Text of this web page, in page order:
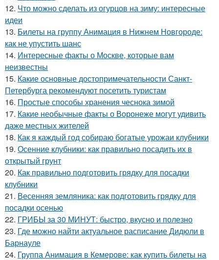
12. Что можно сделать из огурцов на зиму: интересные
идеи
13. Билеты на группу Анимация в Нижнем Новгороде:
как не упустить шанс
14. Интересные факты о Москве, которые вам
неизвестны
15. Какие основные достопримечательности Санкт-
Петербурга рекомендуют посетить туристам
16. Простые способы хранения чеснока зимой
17. Какие необычные факты о Воронеже могут удивить
даже местных жителей
18. Как я каждый год собираю богатые урожаи клубники
19. Осенние клубники: как правильно посадить их в
открытый грунт
20. Как правильно подготовить грядку для посадки
клубники
21. Весенняя земляника: как подготовить грядку для
посадки осенью
22. ГРИБЫ за 30 МИНУТ: быстро, вкусно и полезно
23. Где можно найти актуальное расписание Дидюли в
Барнауле
24. Группа Анимация в Кемерове: как купить билеты на